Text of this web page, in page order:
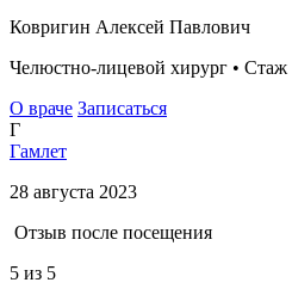
Ковригин Алексей Павлович
Челюстно-лицевой хирург • Стаж
О враче Записаться
Г
Гамлет
28 августа 2023
Отзыв после посещения
5 из 5